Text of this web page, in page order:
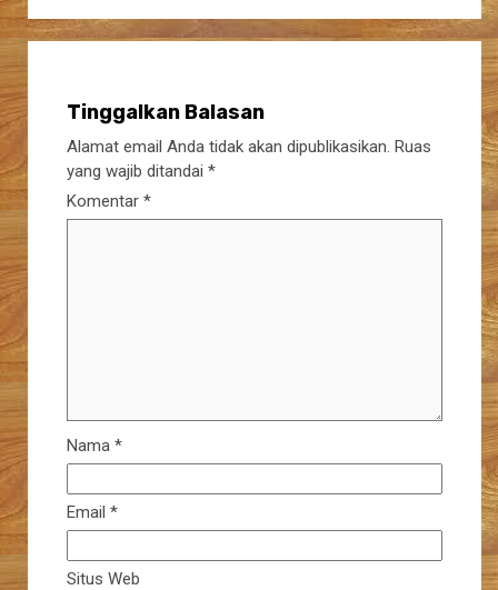
Tinggalkan Balasan
Alamat email Anda tidak akan dipublikasikan. Ruas
yang wajib ditandai *
Komentar *
Nama *
Email *
Situs Web